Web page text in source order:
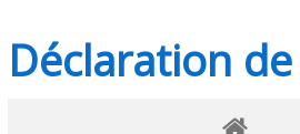
Déclaration